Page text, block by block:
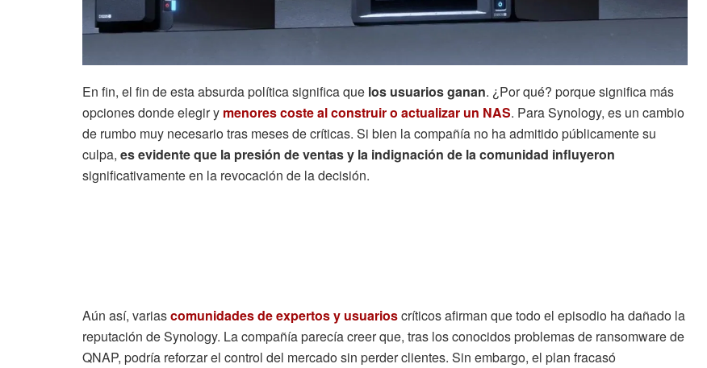
En fin, el fin de esta absurda política significa que los usuarios ganan. ¿Por qué? porque significa más
opciones donde elegir y menores coste al construir o actualizar un NAS. Para Synology, es un cambio
de rumbo muy necesario tras meses de críticas. Si bien la compañía no ha admitido públicamente su
culpa, es evidente que la presión de ventas y la indignación de la comunidad influyeron
significativamente en la revocación de la decisión.
Aún así, variascomunidades de expertos y usuarioscríticos afirman que todo el episodio ha dañado la
reputación de Synology. La compañía parecía creer que, tras los conocidos problemas de ransomware de
QNAP, podría reforzar el control del mercado sin perder clientes. Sin embargo, el plan fracasó